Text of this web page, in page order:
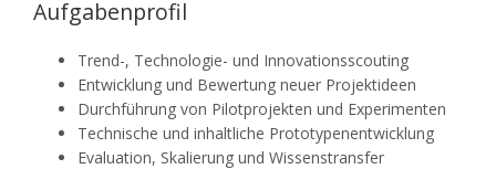
Aufgabenprofil
Trend-, Technologie- und Innovationsscouting
Entwicklung und Bewertung neuer Projektideen
Durchführung von Pilotprojekten und Experimenten
Technische und inhaltliche Prototypenentwicklung
Evaluation, Skalierung und Wissenstransfer